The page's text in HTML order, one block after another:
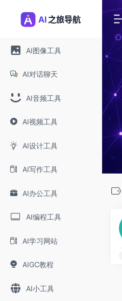
AI图像工具
AI对话聊天
AI音频工具
AI视频工具
AI设计工具
AI写作工具
AI办公工具
AI编程工具
AI学习网站
AIGC教程
AI小工具